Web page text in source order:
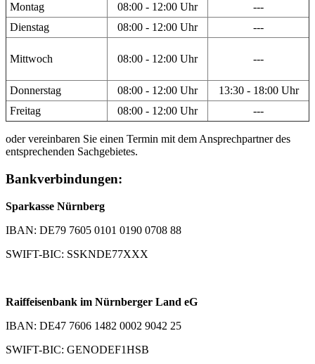
Montag 08:00 - 12:00 Uhr
---
Dienstag
08:00 - 12:00 Uhr ---
Mittwoch 08:00 - 12:00 Uhr ---
Donnerstag 08:00 - 12:00 Uhr
13:30 - 18:00 Uhr
Freitag
08:00 - 12:00 Uhr ---
oder vereinbaren Sie einen Termin mit dem Ansprechpartner des
entsprechenden Sachgebietes.
Bankverbindungen:
Sparkasse Nürnberg
IBAN: DE79 7605 0101 0190 0708 88
SWIFT-BIC: SSKNDE77XXX
Raiffeisenbank im Nürnberger Land eG
IBAN: DE47 7606 1482 0002 9042 25
SWIFT-BIC: GENODEF1HSB